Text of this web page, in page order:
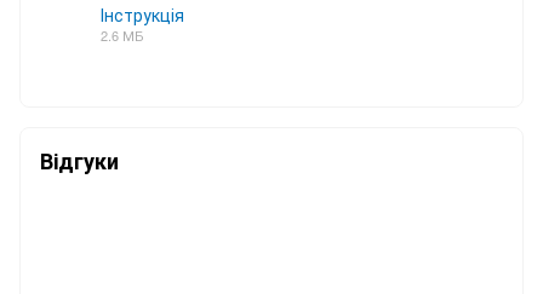
Інструкція
2.6 МБ
Відгуки